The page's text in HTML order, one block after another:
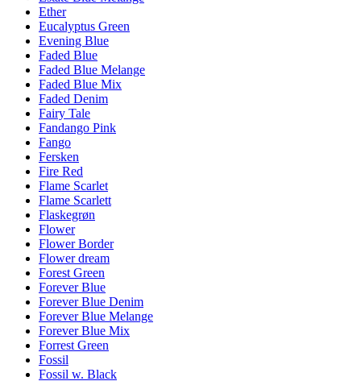
Ether
Eucalyptus Green
Evening Blue
Faded Blue
Faded Blue Melange
Faded Blue Mix
Faded Denim
Fairy Tale
Fandango Pink
Fango
Fersken
Fire Red
Flame Scarlet
Flame Scarlett
Flaskegrøn
Flower
Flower Border
Flower dream
Forest Green
Forever Blue
Forever Blue Denim
Forever Blue Melange
Forever Blue Mix
Forrest Green
Fossil
Fossil w. Black